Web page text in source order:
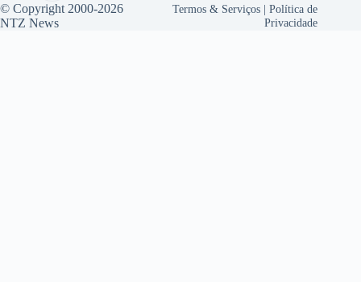
© Copyright 2000-2026
NTZ News
Termos & Serviços |Política de
Privacidade